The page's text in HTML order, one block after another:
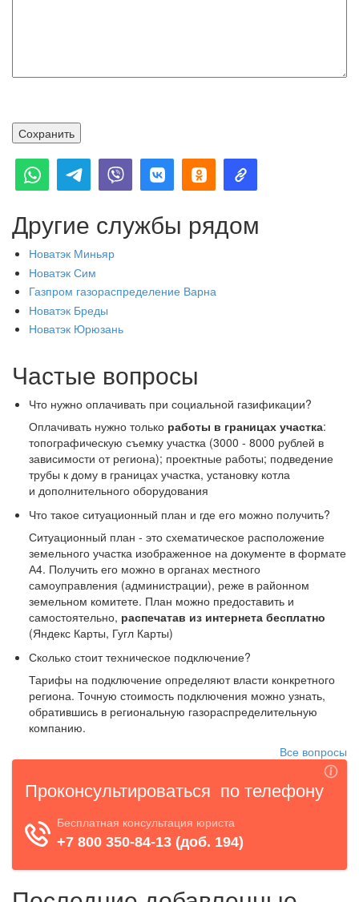
Другие службы рядом
Новатэк Миньяр
Новатэк Сим
Газпром газораспределение Варна
Новатэк Бреды
Новатэк Юрюзань
Частые вопросы
Что нужно оплачивать при социальной газификации?
Оплачивать нужно только работы в границах участка:
топографическую съемку участка (3000 - 8000 рублей в
зависимости от региона); проектные работы; подведение
трубы к дому в границах участка, установку котла
и дополнительного оборудования
Что такое ситуационный план и где его можно получить?
Ситуационный план - это схематическое расположение
земельного участка изображенное на документе в формате
А4. Получить его можно в органах местного
самоуправления (администрации), реже в районном
земельном комитете. План можно предоставить и
самостоятельно, распечатав из интернета бесплатно
(Яндекс Карты, Гугл Карты)
Сколько стоит техническое подключение?
Тарифы на подключение определяют власти конкретного
региона. Точную стоимость подключения можно узнать,
обратившись в региональную газораспределительную
компанию.
Все вопросы